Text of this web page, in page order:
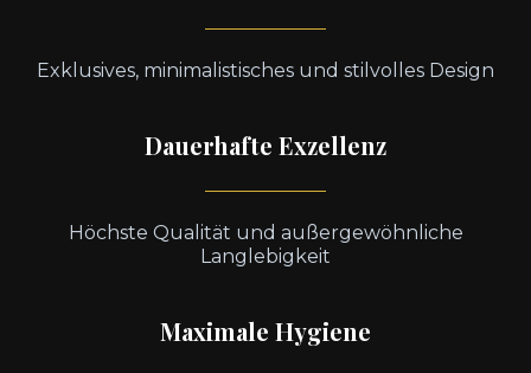
Exklusives, minimalistisches und stilvolles Design
Dauerhafte Exzellenz
Höchste Qualität und außergewöhnliche
Langlebigkeit
Maximale Hygiene